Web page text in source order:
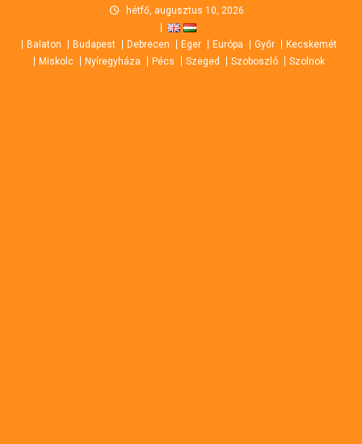
content
hétfő, augusztus 10, 2026
Balaton Budapest Debrecen Eger Európa Győr
Kecskemét
Miskolc
Nyíregyháza Pécs Szeged Szoboszló Szolnok